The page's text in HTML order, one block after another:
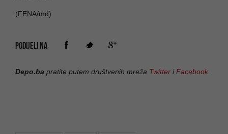
(FENA/md)
PODIJELI NA
Depo.ba pratite putem društvenih mreža Twitter iFacebook